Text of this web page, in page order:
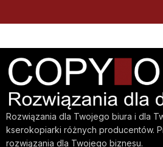
Rozwiązania dla Twojego biura i dla
kserokopiarki różnych producentów.
rozwiązania dla Twojego biznesu.